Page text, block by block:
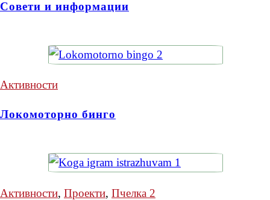
Совети и информации
Активности
Локомоторно бинго
Активности, Проекти, Пчелка 2